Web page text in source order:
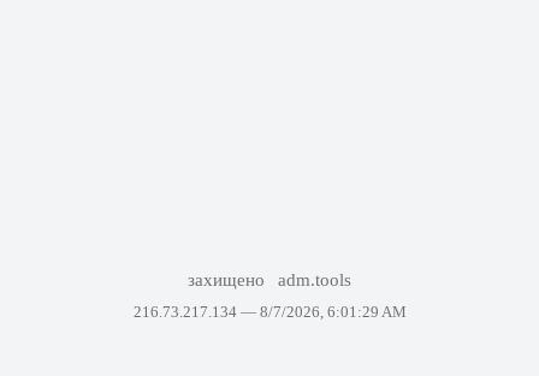
захищено adm.tools
216.73.217.134 — 8/7/2026, 6:01:29 AM